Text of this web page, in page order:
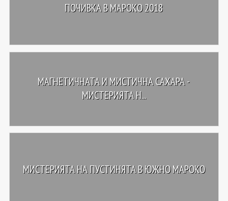
ПОЧИВКА В МАРОКО 2018
МАГНЕТИЧНАТА И МИСТИЧНА САХАРА -
МИСТЕРИЯТА Н...
МИСТЕРИЯТА НА ПУСТИНЯТА В ЮЖНО МАРОКО